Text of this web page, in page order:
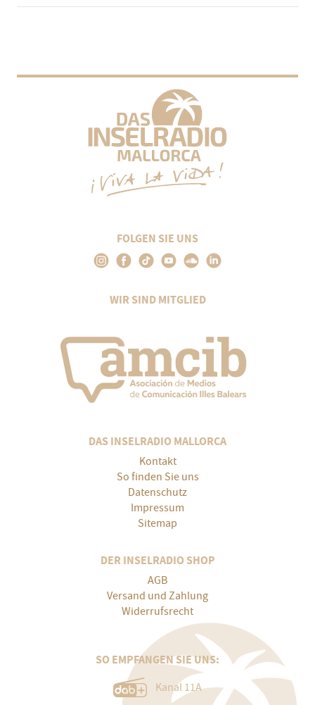
FOLGEN SIE UNS
WIR SIND MITGLIED
DAS INSELRADIO MALLORCA
Kontakt
So finden Sie uns
Datenschutz
Impressum
Sitemap
DER INSELRADIO SHOP
AGB
Versand und Zahlung
Widerrufsrecht
SO EMPFANGEN SIE UNS:
Kanal 11A